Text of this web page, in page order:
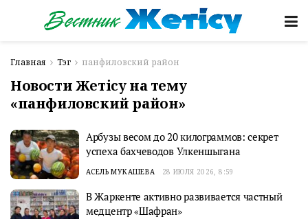
Главная Тэг панфиловский район
Новости Жетісу на тему
«панфиловский район»
Арбузы весом до 20 килограммов: секрет
успеха бахчеводов Улкеншыгана
АСЕЛЬ МУКАШЕВА 28 ИЮЛЯ 2026, 8:59
В Жаркенте активно развивается частный
медцентр «Шафран»